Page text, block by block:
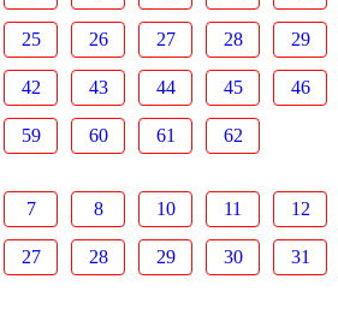
25 26 27 28 29
42 43 44 45 46
59 60 61 62
7 8 10 11 12
27 28 29 30 31